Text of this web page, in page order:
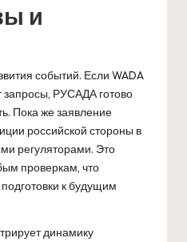
и
событий. Если WADA
РУСАДА готово
Пока же заявление
российской стороны в
регуляторами. Это
проверкам, что
к будущим
динамику